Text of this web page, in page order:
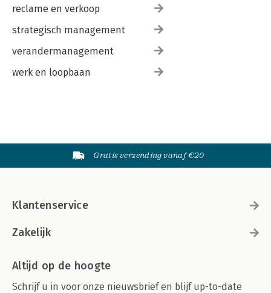
reclame en verkoop
strategisch management
verandermanagement
werk en loopbaan
Gratis verzending vanaf €20
Klantenservice
Zakelijk
Altijd op de hoogte
Schrijf u in voor onze nieuwsbrief en blijf up-to-date